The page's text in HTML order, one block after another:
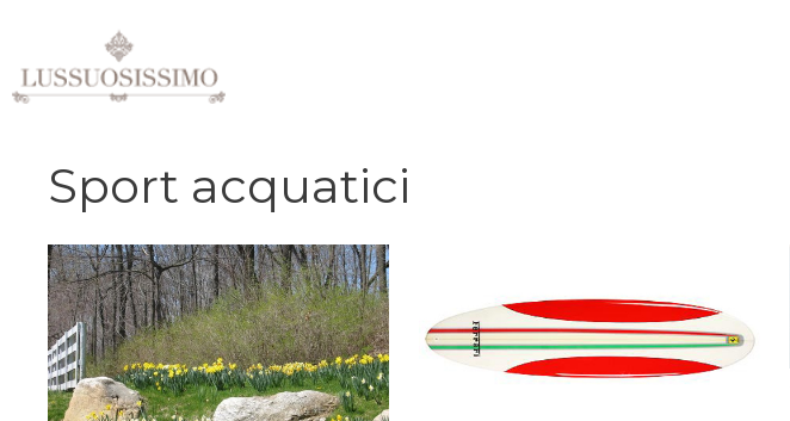
contenuto
Sport acquatici